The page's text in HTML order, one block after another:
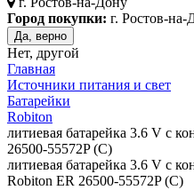
Город покупки: г. Ростов-на-
Да, верно
Нет, другой
Главная
Источники питания и свет
Батарейки
Robiton
литиевая батарейка 3.6 V с
26500-55572P (C)
литиевая батарейка 3.6 V с
Robiton ER 26500-55572P (C)